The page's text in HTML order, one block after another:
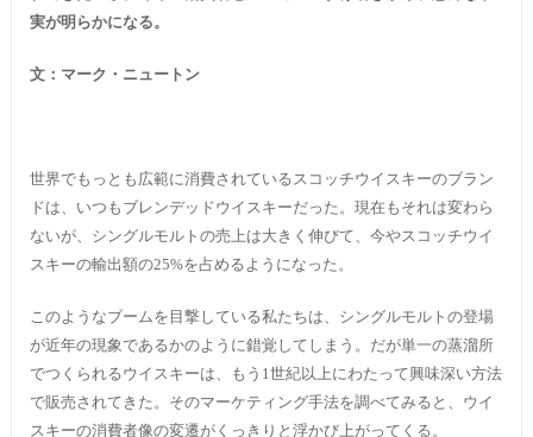
実が明らかになる。
文：マーク・ニュートン
世界でもっとも広範に消費されているスコッチウイスキーのブラン
ドは、いつもブレンデッドウイスキーだった。現在もそれは変わら
ないが、シングルモルトの売上は大きく伸びて、今やスコッチウイ
スキーの輸出額の25%を占めるようになった。
このようなブームを目撃している私たちは、シングルモルトの登場
が近年の現象であるかのように錯覚してしまう。だが単一の蒸溜所
でつくられるウイスキーは、もう1世紀以上にわたって興味深い方法
で販売されてきた。そのマーケティング手法を調べてみると、ウイ
スキーの消費者像の変遷がくっきりと浮かび上がってくる。